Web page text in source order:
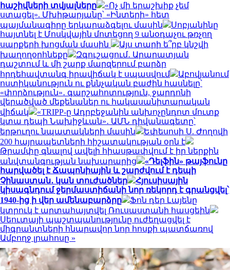
հաշիվների տվյալները
«Ոչ մի երաշխիք չեմ
ստացել». Մխիթարյանը՝ «Ինտերի» հետ
պայմանագիրը երկարաձգելու մասին
Սոբյանինը
հայտնել է Մոսկվային մոտեցող 9 անօդաչու թռչող
սարքերի խոցման մասին
Այս տարի ե՞րբ կնշվի
խաղողօրհնեքը
Զգուշացում․ Արարատյան
դաշտում և մի շարք մարզերում բարձր
հրդեհավտանգ իրավիճակ է սպասվում
Աբովյանում
ոստիկանություն ու քննչական բաժին հասնելը՝
«փորձություն»․ գարշահոտություն, ջարդոնի
վերածված մեքենաներ ու հակասանիտարական
վիճակ
«TRIPP-ը Ադրբեջանին անխոչընդոտ մուտք
կտա դեպի Նախիջևան»․ ԱՄՆ դիվանագետը՝
երթուղու նպատակների մասին
Եփեսոսի Ս. Ժողովի
200 հայրապետների հիշատակության օրն է
Թրամփը գնալով ավելի հիասթափվում է իր ներքին
անվտանգության նախարարից
«Դելֆին» թայֆունը
հարվածել է Ճապոնիային և շարժվում է դեպի
Չինաստան․ կան տուժածներ
Հյուսիսային
կիսագնդում ջերմաստիճանի նոր ռեկորդ է գրանցվել՝
1940-ից ի վեր ամենաբարձրը
Ֆոն դեր Լայենը
կտրուկ է արտահայտվել Ռուսաստանի հասցեին
Սեուտայի ​​պաշտպանությունը ուժեղացվել է
միգրանտների հնարավոր նոր հոսքի պատճառով
Ամբողջ լրահոսը »